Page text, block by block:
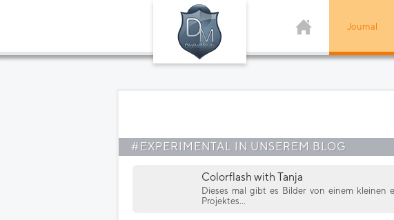
Journal
#EXPERIMENTAL IN UNSEREM BLOG
Colorflash with Tanja
Dieses mal gibt es Bilder von einem kleinen
Projektes...